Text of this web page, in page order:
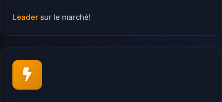
Leader sur le marché!